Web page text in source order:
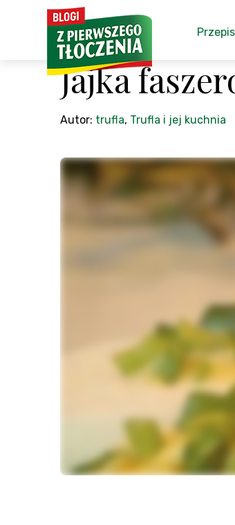
Jajka
Autor: trufla, Trufla i jej kuchnia